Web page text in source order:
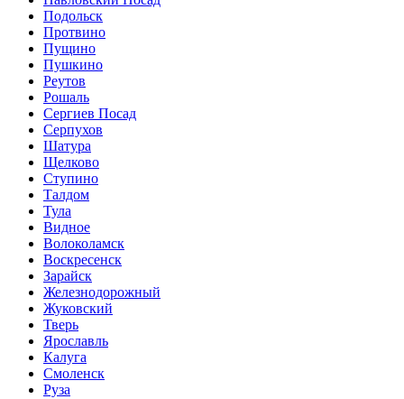
Подольск
Протвино
Пущино
Пушкино
Реутов
Рошаль
Сергиев Посад
Серпухов
Шатура
Щелково
Ступино
Талдом
Тула
Видное
Волоколамск
Воскресенск
Зарайск
Железнодорожный
Жуковский
Тверь
Ярославль
Калуга
Смоленск
Руза